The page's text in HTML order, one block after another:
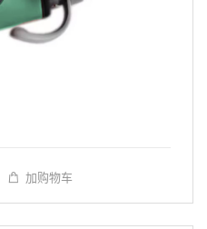
加购物车